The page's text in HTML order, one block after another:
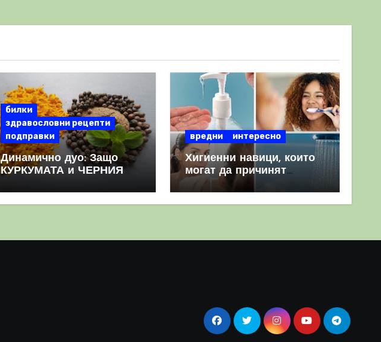
билки
здравословни рецепти
подправки
Динамично дуо: Защо
КУРКУМАТА и ЧЕРНИЯ
комбинация
вредни интересно
Хигиенни навици, които
могат да причинят
повече вреда, отколкото
полза